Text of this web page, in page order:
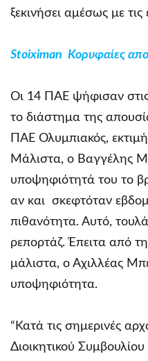
ξεκινήσει αμέσως με τις
Stoiximan Κορυφαίες
Οι 14 ΠΑΕ ψήφισαν στις
το διάστημα της
ΠΑΕ Ολυμπιακός,
Μάλιστα, ο Βαγγέλης
υποψηφιότητά του το
αν και σκεφτόταν
πιθανότητα. Αυτό,
ρεπορτάζ. Έπειτα από
μάλιστα, ο Αχιλλέας
υποψηφιότητα.
“Κατά τις σημερινές
Διοικητικού